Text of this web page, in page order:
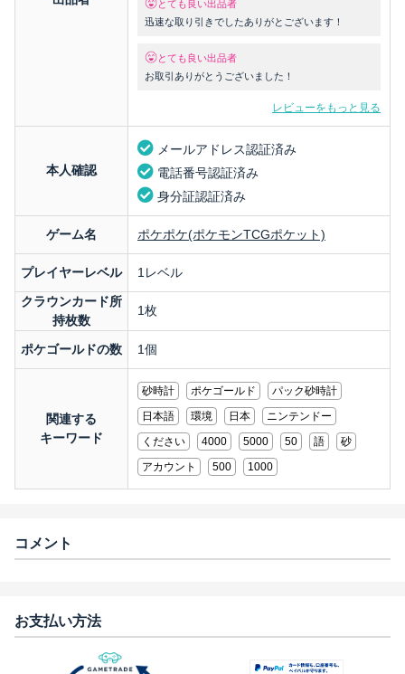
とても良い出品者
迅速な取り引きでしたありがとございます！
とても良い出品者
お取引ありがとうございました！
レビューをもっと見る
本人確認
メールアドレス認証済み
電話番号認証済み
身分証認証済み
ゲーム名 ポケポケ(ポケモンTCGポケット)
プレイヤーレベル
1レベル
クラウンカード所
持枚数
1枚
ポケゴールドの数 1個
関連する
キーワード
砂時計 ポケゴールド
パック砂時計
日本語
環境 日本
ニンテンドー
ください
4000 5000 50 語
砂
アカウント
500 1000
コメント
お支払い方法